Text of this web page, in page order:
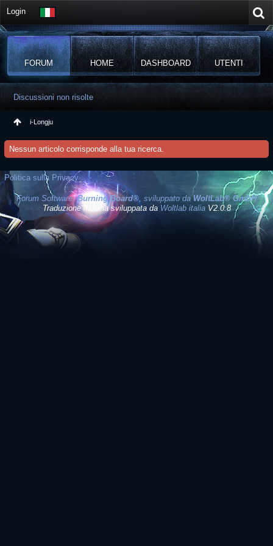
Login
FORUM HOME DASHBOARD UTENTI
Discussioni non risolte
i-Longju
Nessun articolo corrisponde alla tua ricerca.
Politica sulla Privacy
Forum Software:Burning Board®, sviluppato daWoltLab® GmbH
Traduzione italiana sviluppata da Woltlab italiaV2.0.8